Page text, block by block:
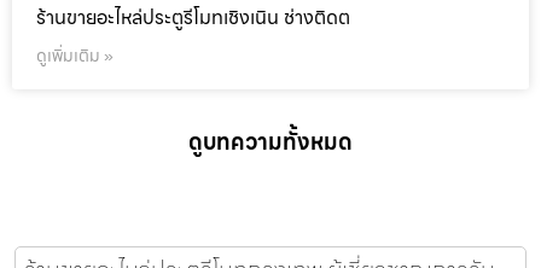
ร้านขายอะไหล่ประตูรีโมทเชิงเนิน ช่างติดต
ดูเพิ่มเติม »
ดูบทความทั้งหมด